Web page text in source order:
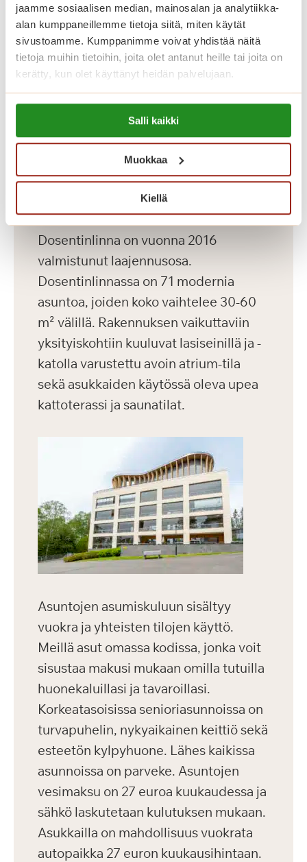
jaamme sosiaalisen median, mainosalan ja analytiikka-
alan kumppaneillemme tietoja siitä, miten käytät
sivustoamme. Kumppanimme voivat yhdistää näitä
tietoja muihin tietoihin, joita olet antanut heille tai joita on
kerätty, kun olet käyttänyt heidän palvelujaan.
Lue lisää evästeistä:
https://sagacare.fi/evasteet/
Salli kaikki
Muokkaa
Kiellä
tilat, saunaosasto ja pyykkitupa.
Dosentinlinna
Dosentinlinna on vuonna 2016
valmistunut laajennusosa.
Dosentinlinnassa on 71 modernia
asuntoa, joiden koko vaihtelee 30-60
m² välillä. Rakennuksen vaikuttaviin
yksityiskohtiin kuuluvat lasiseinillä ja -
katolla varustettu avoin atrium-tila
sekä asukkaiden käytössä oleva upea
kattoterassi ja saunatilat.
Asuntojen asumiskuluun sisältyy
vuokra ja yhteisten tilojen käyttö.
Meillä asut omassa kodissa, jonka voit
sisustaa makusi mukaan omilla tutuilla
huonekaluillasi ja tavaroillasi.
Korkeatasoisissa senioriasunnoissa on
turvapuhelin, nykyaikainen keittiö sekä
esteetön kylpyhuone. Lähes kaikissa
asunnoissa on parveke. Asuntojen
vesimaksu on 27 euroa kuukaudessa ja
sähkö laskutetaan kulutuksen mukaan.
Asukkailla on mahdollisuus vuokrata
autopaikka 27 euron kuukausihintaan.